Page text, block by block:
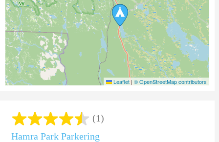
Leaflet | © OpenStreetMap contributors
(1)
Hamra Park Parkering